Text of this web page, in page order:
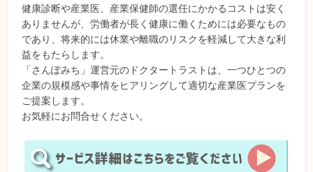
健康診断や産業医、産業保健師の選任にかかるコストは安く
ありませんが、労働者が長く健康に働くためには必要なもの
であり、将来的には休業や離職のリスクを軽減して大きな利
益をもたらします。
「さんぽみち」運営元のドクタートラストは、一つひとつの
企業の規模感や事情をヒアリングして適切な産業医プランを
ご提案します。
お気軽にお問合せください。